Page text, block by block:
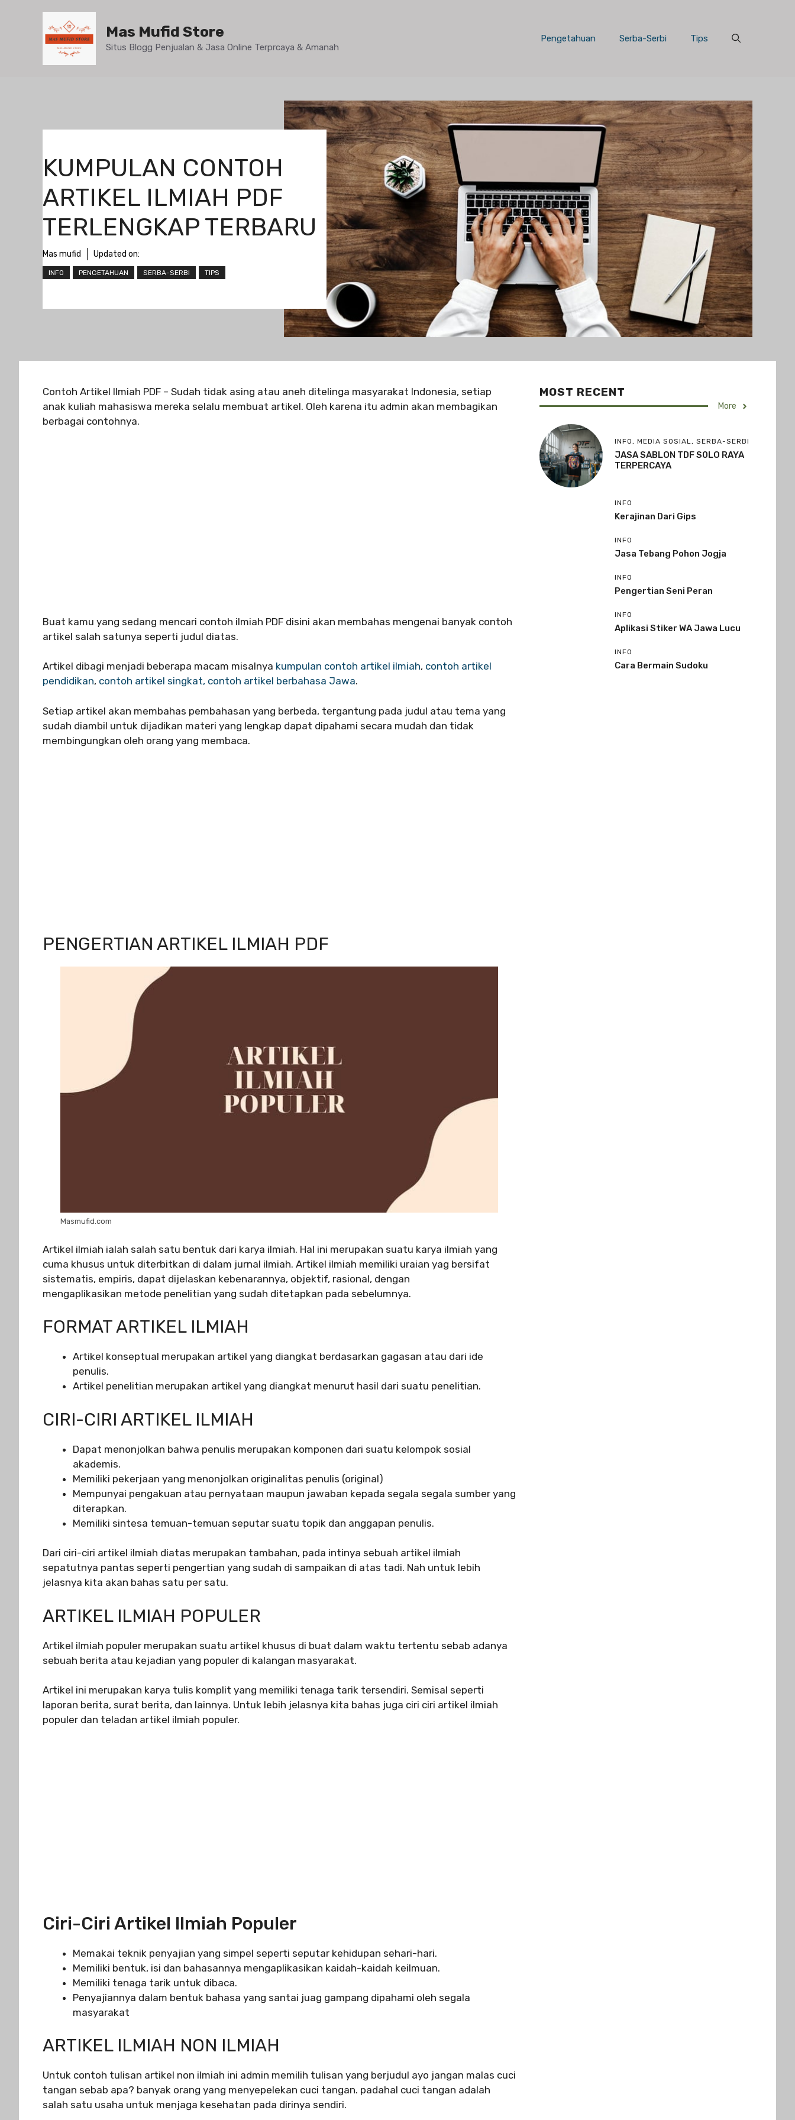
Mas Mufid Store
Situs Blogg Penjualan & Jasa Online Terprcaya & Amanah
Pengetahuan Serba-Serbi Tips
KUMPULAN CONTOH
ARTIKEL ILMIAH PDF
TERLENGKAP TERBARU
Mas mufid Updated on:
INFO PENGETAHUAN SERBA-SERBI TIPS
Contoh Artikel Ilmiah PDF – Sudah tidak asing atau aneh ditelinga masyarakat Indonesia, setiap
anak kuliah mahasiswa mereka selalu membuat artikel. Oleh karena itu admin akan membagikan
berbagai contohnya.
Buat kamu yang sedang mencari contoh ilmiah PDF disini akan membahas mengenai banyak contoh
artikel salah satunya seperti judul diatas.
Artikel dibagi menjadi beberapa macam misalnya kumpulan contoh artikel ilmiah, contoh artikel
pendidikan, contoh artikel singkat, contoh artikel berbahasa Jawa.
Setiap artikel akan membahas pembahasan yang berbeda, tergantung pada judul atau tema yang
sudah diambil untuk dijadikan materi yang lengkap dapat dipahami secara mudah dan tidak
membingungkan oleh orang yang membaca.
PENGERTIAN ARTIKEL ILMIAH PDF
Masmufid.com
Artikel ilmiah ialah salah satu bentuk dari karya ilmiah. Hal ini merupakan suatu karya ilmiah yang
cuma khusus untuk diterbitkan di dalam jurnal ilmiah. Artikel ilmiah memiliki uraian yag bersifat
sistematis, empiris, dapat dijelaskan kebenarannya, objektif, rasional, dengan
mengaplikasikan metode penelitian yang sudah ditetapkan pada sebelumnya.
FORMAT ARTIKEL ILMIAH
Artikel konseptual merupakan artikel yang diangkat berdasarkan gagasan atau dari ide
penulis.
Artikel penelitian merupakan artikel yang diangkat menurut hasil dari suatu penelitian.
CIRI-CIRI ARTIKEL ILMIAH
Dapat menonjolkan bahwa penulis merupakan komponen dari suatu kelompok sosial
akademis.
Memiliki pekerjaan yang menonjolkan originalitas penulis (original)
Mempunyai pengakuan atau pernyataan maupun jawaban kepada segala segala sumber yang
diterapkan.
Memiliki sintesa temuan-temuan seputar suatu topik dan anggapan penulis.
Dari ciri-ciri artikel ilmiah diatas merupakan tambahan, pada intinya sebuah artikel ilmiah
sepatutnya pantas seperti pengertian yang sudah di sampaikan di atas tadi. Nah untuk lebih
jelasnya kita akan bahas satu per satu.
ARTIKEL ILMIAH POPULER
Artikel ilmiah populer merupakan suatu artikel khusus di buat dalam waktu tertentu sebab adanya
sebuah berita atau kejadian yang populer di kalangan masyarakat.
Artikel ini merupakan karya tulis komplit yang memiliki tenaga tarik tersendiri. Semisal seperti
laporan berita, surat berita, dan lainnya. Untuk lebih jelasnya kita bahas juga ciri ciri artikel ilmiah
populer dan teladan artikel ilmiah populer.
Ciri-Ciri Artikel Ilmiah Populer
Memakai teknik penyajian yang simpel seperti seputar kehidupan sehari-hari.
Memiliki bentuk, isi dan bahasannya mengaplikasikan kaidah-kaidah keilmuan.
Memiliki tenaga tarik untuk dibaca.
Penyajiannya dalam bentuk bahasa yang santai juag gampang dipahami oleh segala
masyarakat
ARTIKEL ILMIAH NON ILMIAH
Untuk contoh tulisan artikel non ilmiah ini admin memilih tulisan yang berjudul ayo jangan malas cuci
tangan sebab apa? banyak orang yang menyepelekan cuci tangan. padahal cuci tangan adalah
salah satu usaha untuk menjaga kesehatan pada dirinya sendiri.
MOST RECENT
More
INFO, MEDIA SOSIAL, SERBA-SERBI
JASA SABLON TDF S0LO RAYA
TERPERCAYA
INFO
Kerajinan Dari Gips
INFO
Jasa Tebang Pohon Jogja
INFO
Pengertian Seni Peran
INFO
Aplikasi Stiker WA Jawa Lucu
INFO
Cara Bermain Sudoku